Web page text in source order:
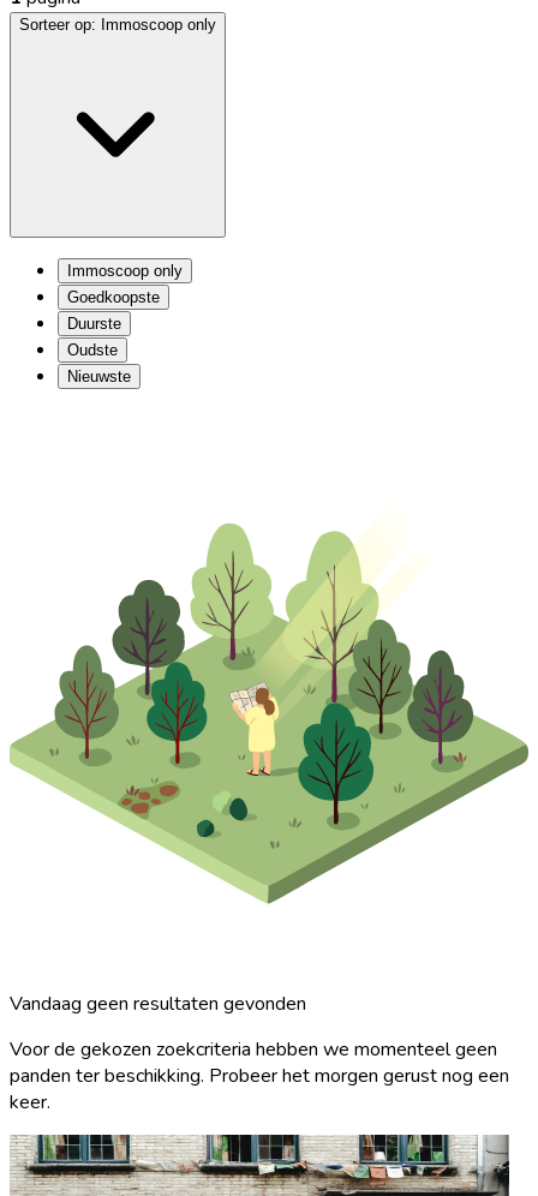
Sorteer op: Immoscoop only
Immoscoop only
Goedkoopste
Duurste
Oudste
Nieuwste
Vandaag geen resultaten gevonden
Voor de gekozen zoekcriteria hebben we momenteel geen
panden ter beschikking. Probeer het morgen gerust nog een
keer.